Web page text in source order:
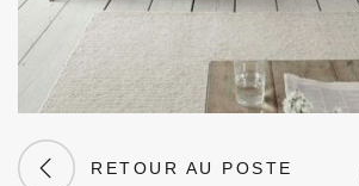
RETOUR AU POSTE